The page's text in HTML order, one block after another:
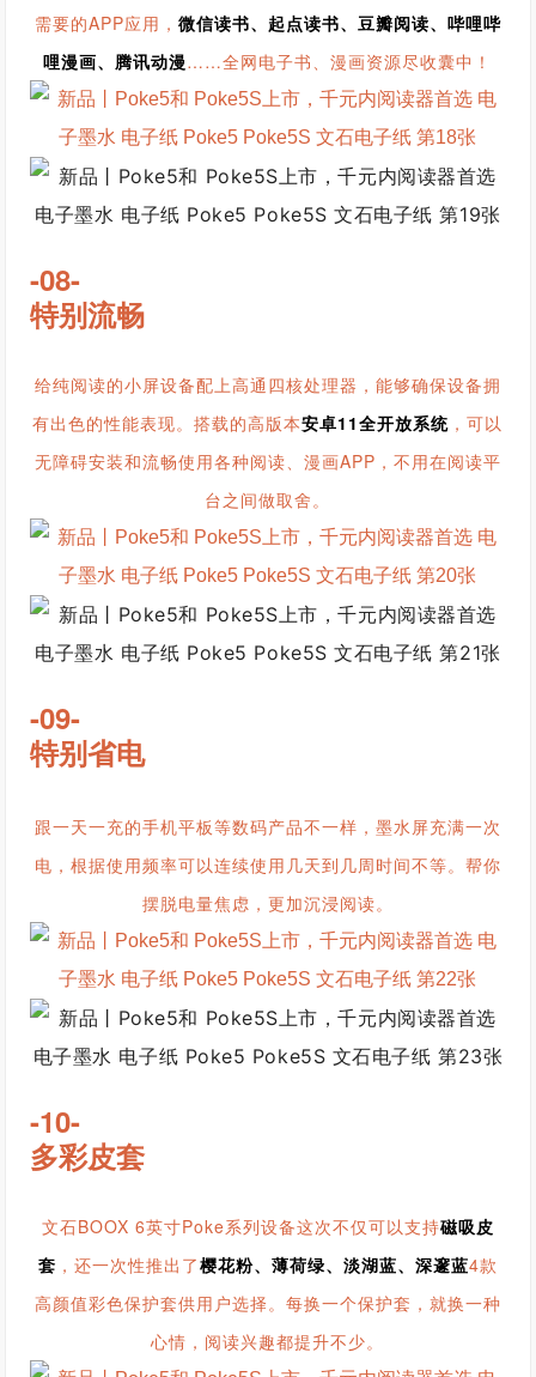
需要的APP应用， 微信读书、起点读书、豆瓣阅读、哔哩哔
哩漫画、腾讯动漫……全网电子书、漫画资源尽收囊中！
-08-
特别流畅
给纯阅读的小屏设备配上高通四核处理器，能够确保设备拥
有出色的性能表现。搭载的高版本安卓11全开放系统 ，可以
无障碍安装和流畅使用各种阅读、漫画APP，不用在阅读平
台之间做取舍。
-09-
特别省电
跟一天一充的手机平板等数码产品不一样，墨水屏充满一次
电，根据使用频率可以连续使用几天到几周时间不等。帮你
摆脱电量焦虑，更加沉浸阅读。
-10-
多彩皮套
文石BOOX 6英寸Poke系列设备这次不仅可以支持磁吸皮
套 ，还一次性推出了樱花粉、薄荷绿、淡湖蓝、深邃蓝4款
高颜值彩色保护套供用户选择。每换一个保护套，就换一种
心情，阅读兴趣都提升不少。